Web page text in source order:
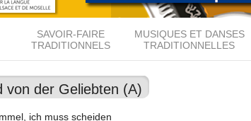
SAVOIR-FAIRE
TRADITIONNELS
MUSIQUES ET DANSES
TRADITIONNELLES
von der Geliebten (A)
ich muss scheiden